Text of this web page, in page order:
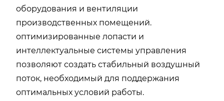
оборудования и вентиляции
производственных помещений.
оптимизированные лопасти и
интеллектуальные системы управления
позволяют создать стабильный воздушный
поток, необходимый для поддержания
оптимальных условий работы.